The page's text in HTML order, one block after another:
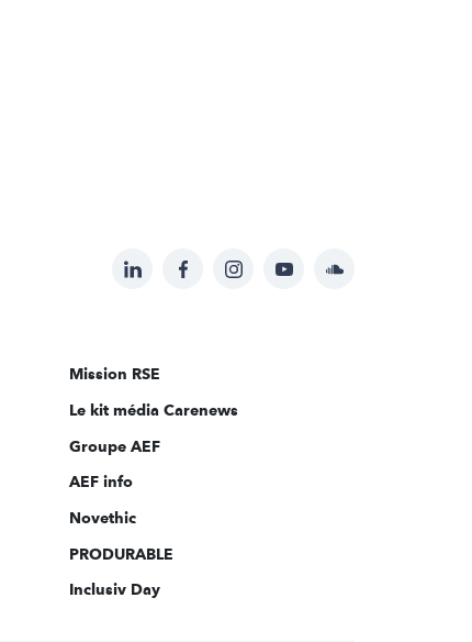
Suivez-
sur:
LinkedInFacebookInstagramYouTubeSoundcloud
Mission RSE
Le kit média Carenews
Groupe AEF
AEF info
Novethic
PRODURABLE
Inclusiv Day